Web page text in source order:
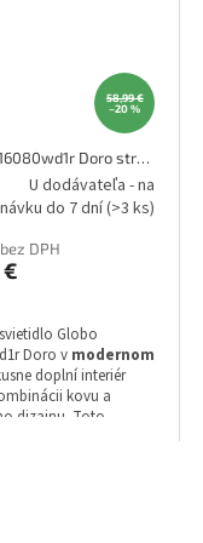
58,99 €
–20 %
Globo 416080wd1r Doro stropné svietidlo
U dodávateľa - na
do 7 dní(>3 ks)
DPH
€
Globo
Doro v modernom
doplní interiér
kovu a
dizajnu. Toto